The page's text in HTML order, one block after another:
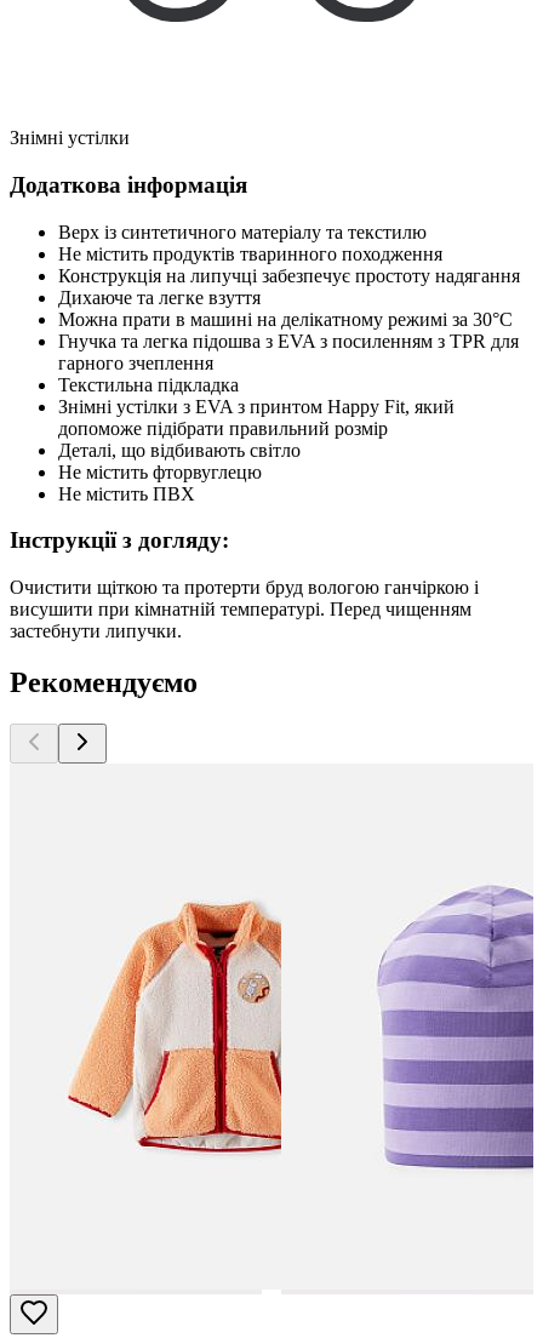
Знімні устілки
Додаткова інформація
Верх із синтетичного матеріалу та текстилю
Не містить продуктів тваринного походження
Конструкція на липучці забезпечує простоту надягання
Дихаюче та легке взуття
Можна прати в машині на делікатному режимі за 30°C
Гнучка та легка підошва з EVA з посиленням з TPR для
гарного зчеплення
Текстильна підкладка
Знімні устілки з EVA з принтом Happy Fit, який
допоможе підібрати правильний розмір
Деталі, що відбивають світло
Не містить фторвуглецю
Не містить ПВХ
Інструкції з догляду:
Очистити щіткою та протерти бруд вологою ганчіркою і
висушити при кімнатній температурі. Перед чищенням
застебнути липучки.
Рекомендуємо